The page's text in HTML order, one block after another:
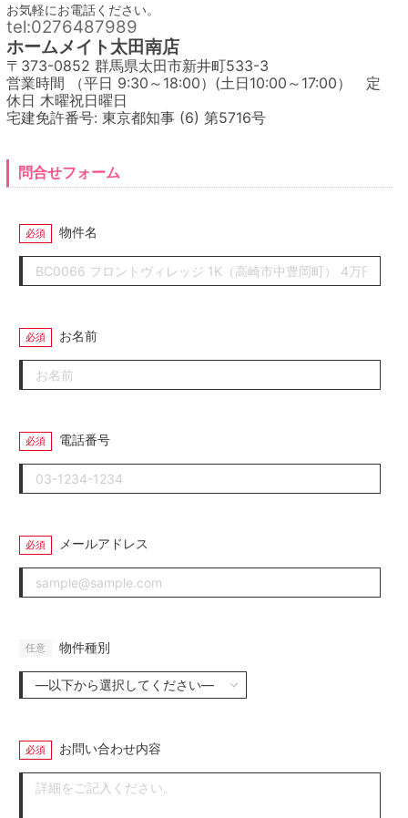
お気軽にお電話ください。
tel:0276487989
ホームメイト太田南店
〒373-0852 群馬県太田市新井町533-3
営業時間 （平日 9:30～18:00）(土日10:00～17:00） 定
休日 木曜祝日曜日
宅建免許番号: 東京都知事 (6) 第5716号
問合せフォーム
物件名
お名前
電話番号
メールアドレス
物件種別
お問い合わせ内容